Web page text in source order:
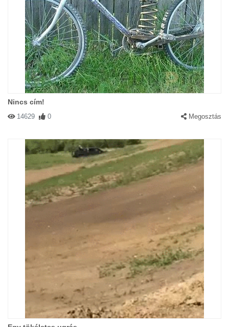
Nincs cím!
14629 0 Megosztás